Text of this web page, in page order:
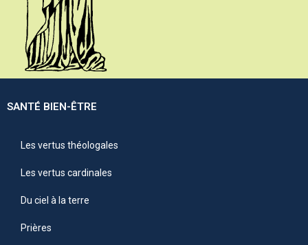
SANTÉ BIEN-ÊTRE
Les vertus théologales
Les vertus cardinales
Du ciel à la terre
Prières